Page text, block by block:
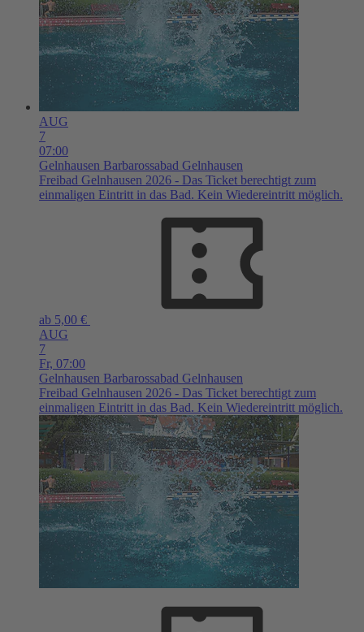
AUG
7
07:00
Gelnhausen Barbarossabad Gelnhausen
Freibad Gelnhausen 2026 - Das Ticket berechtigt zum
einmaligen Eintritt in das Bad. Kein Wiedereintritt möglich.
ab 5,00 €
AUG
7
Fr, 07:00
Gelnhausen Barbarossabad Gelnhausen
Freibad Gelnhausen 2026 - Das Ticket berechtigt zum
einmaligen Eintritt in das Bad. Kein Wiedereintritt möglich.